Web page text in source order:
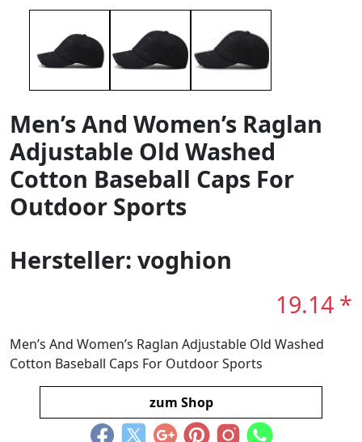
Men’s And Women’s Raglan
Adjustable Old Washed
Cotton Baseball Caps For
Outdoor Sports
Hersteller: voghion
19.14 *
Men’s And Women’s Raglan Adjustable Old Washed
Cotton Baseball Caps For Outdoor Sports
zum Shop